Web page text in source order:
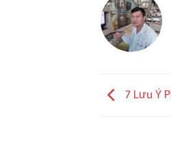
7 Lưu Ý